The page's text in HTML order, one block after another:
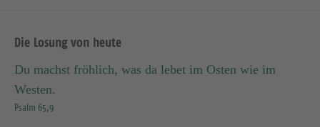
Die Losung von heute
Du machst fröhlich, was da lebet im Osten wie im
Westen.
Psalm 65,9